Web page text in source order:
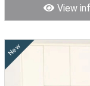
View
New